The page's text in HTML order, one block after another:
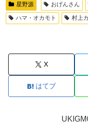
星野源 おげんさん
ハマ・オカモト
村上
X
はてブ